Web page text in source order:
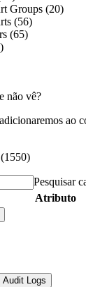
Groups (20)
(56)
(65)
não vê?
ao
Pesquisar
Atributo
Audit Logs